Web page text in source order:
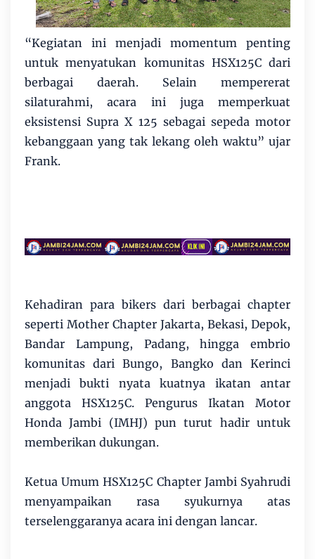
“Kegiatan ini menjadi momentum penting
untuk menyatukan komunitas HSX125C dari
berbagai daerah. Selain mempererat
silaturahmi, acara ini juga memperkuat
eksistensi Supra X 125 sebagai sepeda motor
kebanggaan yang tak lekang oleh waktu” ujar
Frank.
Kehadiran para bikers dari berbagai chapter
seperti Mother Chapter Jakarta, Bekasi, Depok,
Bandar Lampung, Padang, hingga embrio
komunitas dari Bungo, Bangko dan Kerinci
menjadi bukti nyata kuatnya ikatan antar
anggota HSX125C. Pengurus Ikatan Motor
Honda Jambi (IMHJ) pun turut hadir untuk
memberikan dukungan.
Ketua Umum HSX125C Chapter Jambi Syahrudi
menyampaikan rasa syukurnya atas
terselenggaranya acara ini dengan lancar.